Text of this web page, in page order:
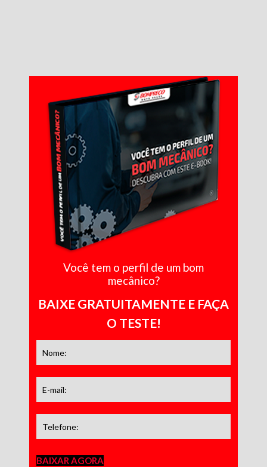
Você tem o perfil de um bom
mecânico?
BAIXE GRATUITAMENTE E FAÇA
O TESTE!
BAIXAR AGORA